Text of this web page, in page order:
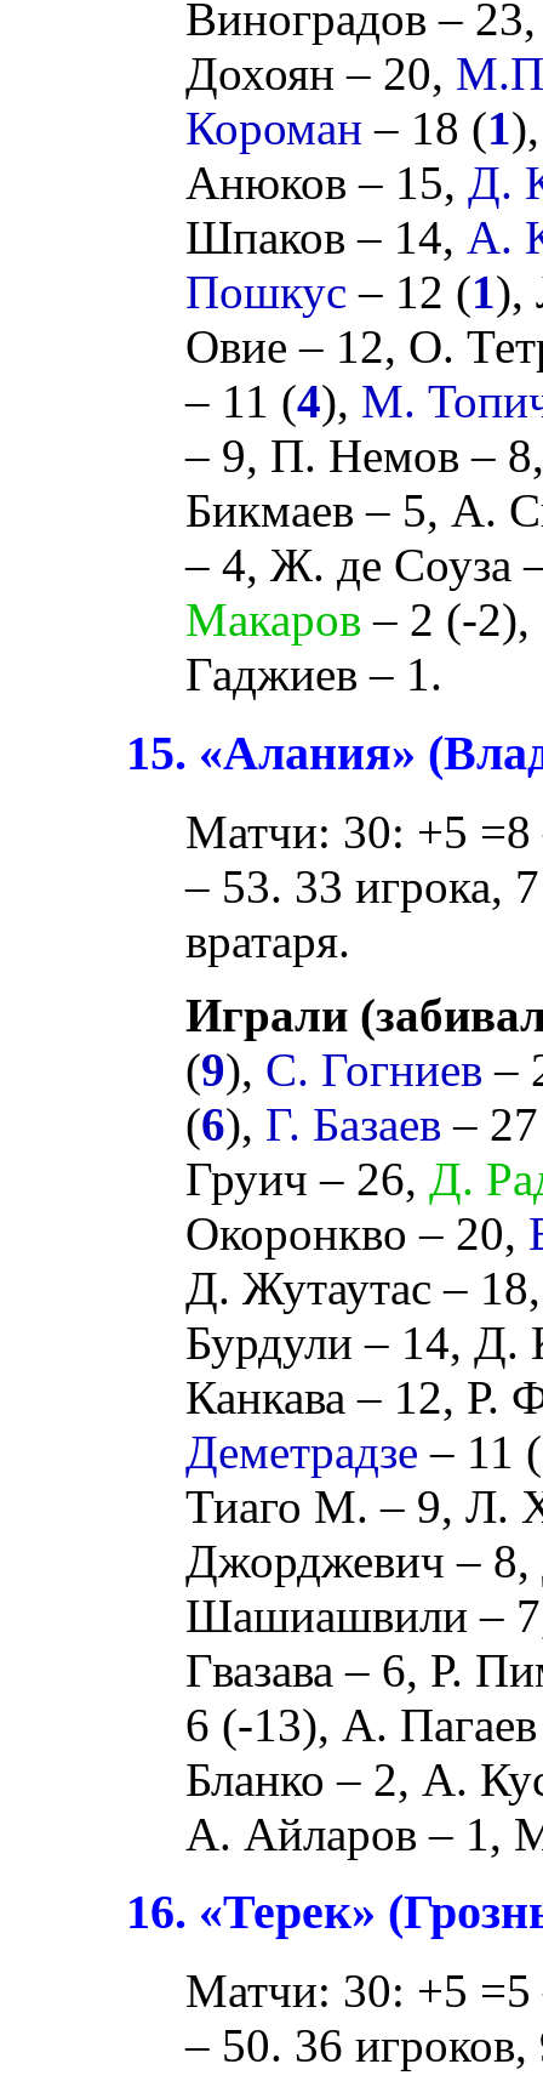
Виноградов –
Дохоян – 20,
Короман – 18 (1
Анюков – 15, Д.
Шпаков – 14, А.
Пошкус – 12 (1),
Овие – 12, О.
– 11 (4), М.
– 9, П. Немов –
Бикмаев – 5, А.
– 4, Ж. де Соуза
Макаров – 2 (-2),
Гаджиев – 1.
15. «Алания»
Матчи: 30: +5 =8
– 53. 33 игрока,
вратаря.
Играли
(9), С. Гогниев –
(6), Г. Базаев –
Груич – 26, Д.
Окоронкво – 20,
Д. Жутаутас –
Бурдули – 14, Д.
Канкава – 12, Р.
Деметрадзе – 11 (
Тиаго М. – 9, Л.
Джорджевич – 8,
Шашиашвили –
Гвазава – 6, Р.
6 (-13), А. Пагаев
Бланко – 2, А.
А. Айларов – 1,
16. «Терек»
Матчи: 30: +5 =5
– 50. 36